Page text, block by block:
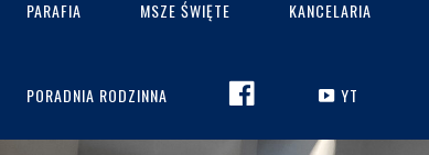
PARAFIA MSZE ŚWIĘTE KANCELARIA
PORADNIA RODZINNA FACEBOOK YT